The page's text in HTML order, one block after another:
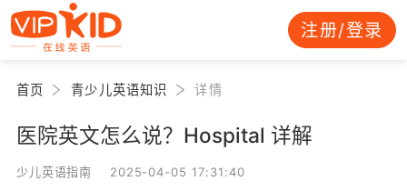
注册/登录
首页 青少儿英语知识 详情
医院英文怎么说？Hospital 详解
少儿英语指南 2025-04-05 17:31:40